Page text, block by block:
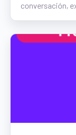
conversación,